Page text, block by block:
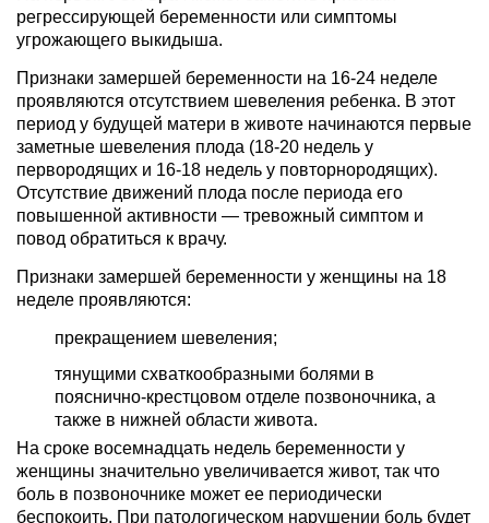
регрессирующей беременности или симптомы
угрожающего выкидыша.
Признаки замершей беременности на 16-24 неделе
проявляются отсутствием шевеления ребенка. В этот
период у будущей матери в животе начинаются первые
заметные шевеления плода (18-20 недель у
первородящих и 16-18 недель у повторнородящих).
Отсутствие движений плода после периода его
повышенной активности — тревожный симптом и
повод обратиться к врачу.
Признаки замершей беременности у женщины на 18
неделе проявляются:
прекращением шевеления;
тянущими схваткообразными болями в
пояснично-крестцовом отделе позвоночника, а
также в нижней области живота.
На сроке восемнадцать недель беременности у
женщины значительно увеличивается живот, так что
боль в позвоночнике может ее периодически
беспокоить. При патологическом нарушении боль будет